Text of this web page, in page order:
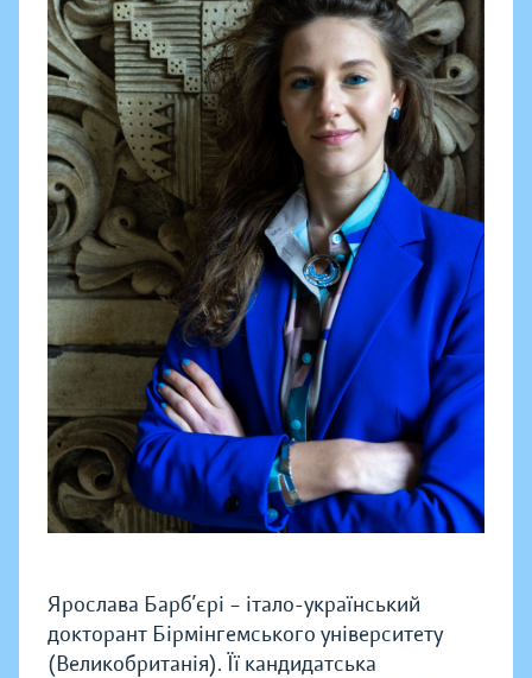
Ярослава Барб’єрі – італо-український
докторант Бірмінгемського університету
(Великобританія). Її кандидатська